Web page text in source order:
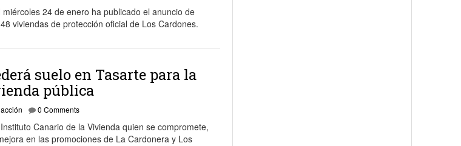
24 de enero ha publicado el anuncio de
viviendas de protección oficial de Los Cardones.
suelo en Tasarte para la
pública
2016 0 Comments
Canario de la Vivienda quien se compromete,
en las promociones de La Cardonera y Los